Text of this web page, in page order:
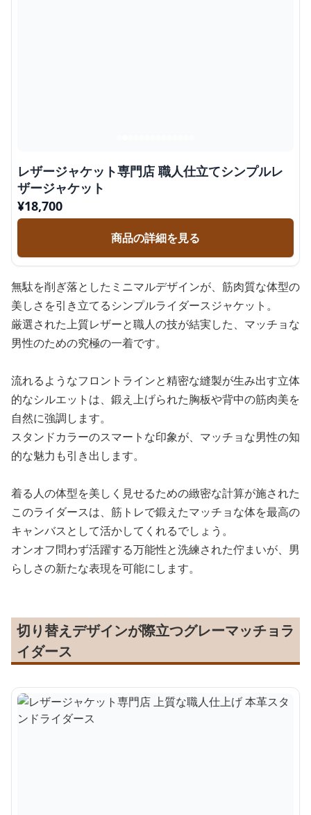
レザージャケット専門店 職人仕立てシンプルレ
ザージャケット
¥18,700
商品の詳細を見る
無駄を削ぎ落としたミニマルデザインが、筋肉質な体型の
美しさを引き立てるシンプルライダースジャケット。
厳選された上質レザーと職人の技が結実した、マッチョな
男性のための究極の一着です。
流れるようなフロントラインと精密な縫製が生み出す立体
的なシルエットは、鍛え上げられた胸板や背中の筋肉美を
自然に強調します。
スタンドカラーのスマートな印象が、マッチョな男性の知
的な魅力も引き出します。
着る人の体型を美しく見せるための緻密な計算が施された
このライダースは、筋トレで鍛えたマッチョな体を最高の
キャンバスとして活かしてくれるでしょう。
オンオフ問わず活躍する万能性と洗練された佇まいが、男
らしさの新たな表現を可能にします。
切り替えデザインが際立つグレーマッチョラ
イダース